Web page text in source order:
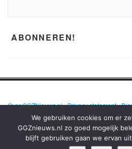
Over GGZNieuws.nl•Privacy statement•
GGZNIEUWS.NL – ELKE DAG HET
We gebruiken cookies om er
GGZnieuws.nl zo goed mogelijk
blijft gebruiken gaan we ervan